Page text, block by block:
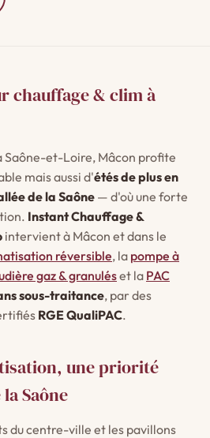
chauffage & clim à
Saône-et-Loire, Mâcon profite
mais aussi d'étés de plus en
de la Saône — d'où une forte
Instant Chauffage &
intervient à Mâcon et dans le
réversible, la pompe à
gaz & granuléset la PAC
sous-traitance, par des
RGE QualiPAC.
une priorité
Saône
du centre-ville et les pavillons